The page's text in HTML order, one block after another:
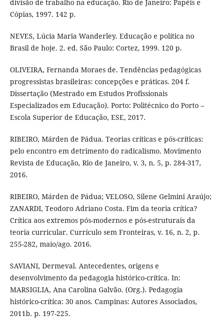
divisão de trabalho na educação. Rio de Janeiro: Papéis e
Cópias, 1997. 142 p.
NEVES, Lúcia Maria Wanderley. Educação e política no
Brasil de hoje. 2. ed. São Paulo: Cortez, 1999. 120 p.
OLIVEIRA, Fernanda Moraes de. Tendências pedagógicas
progressistas brasileiras: concepções e práticas. 204 f.
Dissertação (Mestrado em Estudos Profissionais
Especializados em Educação). Porto: Politécnico do Porto –
Escola Superior de Educação, ESE, 2017.
RIBEIRO, Márden de Pádua. Teorias críticas e pós-críticas:
pelo encontro em detrimento do radicalismo. Movimento
Revista de Educação, Rio de Janeiro, v. 3, n. 5, p. 284-317,
2016.
RIBEIRO, Márden de Pádua; VELOSO, Silene Gelmini Araújo;
ZANARDI, Teodoro Adriano Costa. Fim da teoria crítica?
Crítica aos extremos pós-modernos e pós-estruturais da
teoria curricular. Currículo sem Fronteiras, v. 16, n. 2, p.
255-282, maio/ago. 2016.
SAVIANI, Dermeval. Antecedentes, origens e
desenvolvimento da pedagogia histórico-crítica. In:
MARSIGLIA, Ana Carolina Galvão. (Org.). Pedagogia
histórico-crítica: 30 anos. Campinas: Autores Associados,
2011b. p. 197-225.